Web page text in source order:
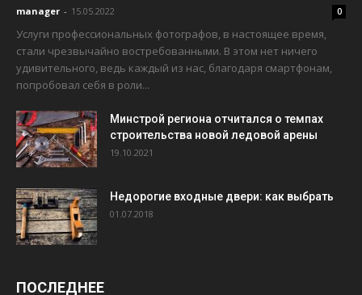
manager - 15.05.2022 0
Услуги профессиональных фотографов, в настоящее время,
стали чрезвычайно востребованными. В этом нет ничего
удивительного, ведь каждый из нас, благодаря смартфонам,
попробовал себя в роли...
Минстрой региона отчитался о темпах
строительства новой ледовой арены
19.10.2021
Недорогие входные двери: как выбрать
01.07.2018
ПОСЛЕДНЕЕ